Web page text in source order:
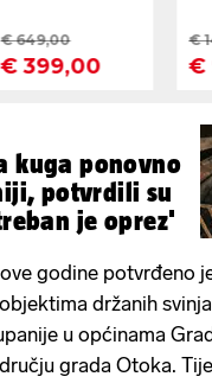
kuga ponovno
potvrdili su
je oprez'
godine potvrđeno
držanih
u općinama
grada Otoka.